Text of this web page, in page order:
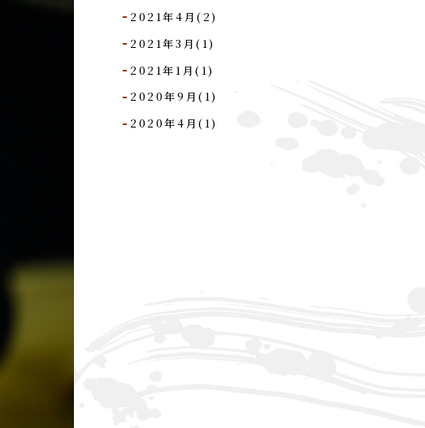
2021年4月(2)
2021年3月(1)
2021年1月(1)
2020年9月(1)
2020年4月(1)